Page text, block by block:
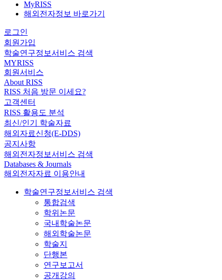
MyRISS
해외전자정보 바로가기
로그인
회원가입
학술연구정보서비스 검색
MYRISS
회원서비스
About RISS
RISS 처음 방문 이세요?
고객센터
RISS 활용도 분석
최신/인기 학술자료
해외자료신청(E-DDS)
공지사항
해외전자정보서비스 검색
Databases & Journals
해외전자자료 이용안내
학술연구정보서비스 검색
통합검색
학위논문
국내학술논문
해외학술논문
학술지
단행본
연구보고서
공개강의